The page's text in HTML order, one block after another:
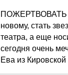
ПОЖЕРТВОВАТЬ
новому, стать
театра, а еще
сегодня очень
Ева из Кировской